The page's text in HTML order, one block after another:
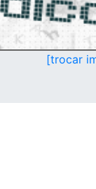
[trocar